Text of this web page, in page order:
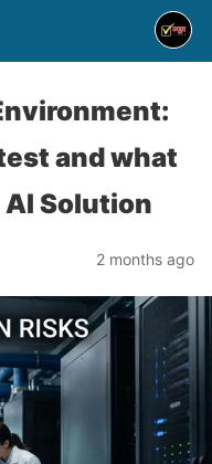
and what
AI Solution
2 months ago